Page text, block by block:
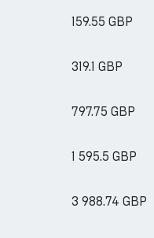
159.55 GBP
319.1 GBP
797.75 GBP
1 595.5 GBP
3 988.74 GBP